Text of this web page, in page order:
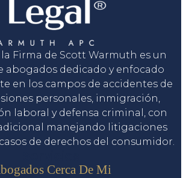
Firma de Scott Warmuth es un
abogados dedicado y enfocado
en los campos de accidentes de
personales, inmigración,
laboral y defensa criminal, con
manejando litigaciones
de derechos del consumidor.
Cerca De Mi